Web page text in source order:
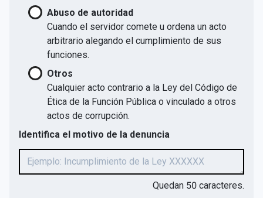
Abuso de autoridad
Cuando el servidor comete u ordena un acto
arbitrario alegando el cumplimiento de sus
funciones.
Otros
Cualquier acto contrario a la Ley del Código de
Ética de la Función Pública o vinculado a otros
actos de corrupción.
Identifica el motivo de la denuncia
Quedan 50 caracteres.